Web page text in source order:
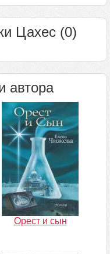
Цахес (0)
автора
Орест и сын